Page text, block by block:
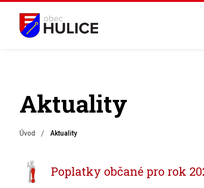
Aktuality
Úvod / Aktuality
Poplatky občané pro rok